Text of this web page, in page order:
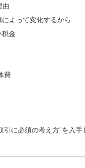
由
よって変化するから
税金
費
引に必須の考え方”を入